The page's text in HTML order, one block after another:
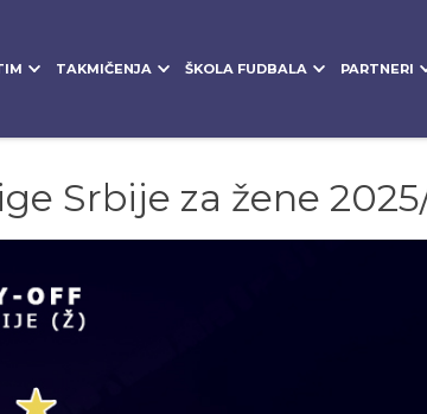
TAKMIČENJA ŠKOLA FUDBALA PARTNERI
Srbije za žene